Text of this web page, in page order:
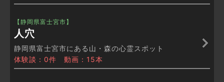
【静岡県富士宮市】
人穴
静岡県富士宮市にある山・森の心霊スポット
体験談：0件 動画：15本